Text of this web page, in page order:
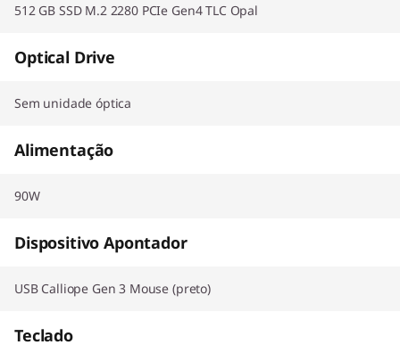
512 GB SSD M.2 2280 PCIe Gen4 TLC Opal
Optical Drive
Sem unidade óptica
Alimentação
90W
Dispositivo Apontador
USB Calliope Gen 3 Mouse (preto)
Teclado